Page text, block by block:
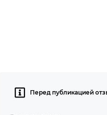
Перед публикацией